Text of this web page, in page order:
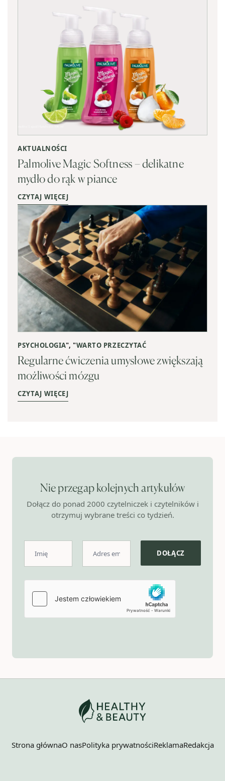
AKTUALNOŚCI
Palmolive Magic Softness – delikatne
mydło do rąk w piance
CZYTAJ WIĘCEJ
PSYCHOLOGIA", "WARTO PRZECZYTAĆ
Regularne ćwiczenia umysłowe zwiększają
możliwości mózgu
CZYTAJ WIĘCEJ
Nie przegap kolejnych artykułów
Dołącz do ponad 2000 czytelniczek i czytelników i
otrzymuj wybrane treści co tydzień.
Strona głównaO nasPolityka prywatnościReklamaRedakcja